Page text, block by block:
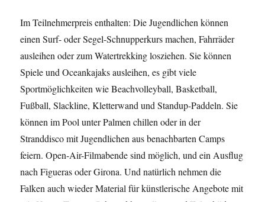
Im Teilnehmerpreis enthalten: Die Jugendlichen können
einen Surf- oder Segel-Schnupperkurs machen, Fahrräder
ausleihen oder zum Watertrekking losziehen. Sie können
Spiele und Oceankajaks ausleihen, es gibt viele
Sportmöglichkeiten wie Beachvolleyball, Basketball,
Fußball, Slackline, Kletterwand und Standup-Paddeln. Sie
können im Pool unter Palmen chillen oder in der
Stranddisco mit Jugendlichen aus benachbarten Camps
feiern. Open-Air-Filmabende sind möglich, und ein Ausflug
nach Figueras oder Girona. Und natürlich nehmen die
Falken auch wieder Material für künstlerische Angebote mit